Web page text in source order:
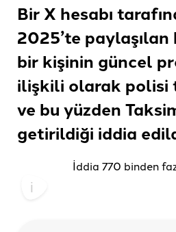
Bir X hesabı
2025’te
bir kişinin güncel
ilişkili olarak
ve bu yüzden
getirildiği iddia
İddia 770 binden